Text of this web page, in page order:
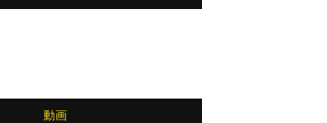
動画